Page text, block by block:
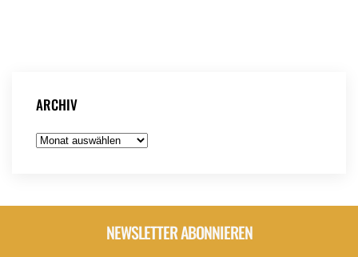
ARCHIV
Archiv
NEWSLETTER ABONNIEREN